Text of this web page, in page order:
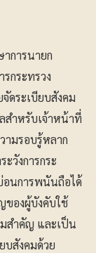
การนายก
กระทรวง
ดระเบียบสังคม
ำหรับเจ้าหน้าที่
ามรอบรู้หลาก
วังการกระ
อนการพนันถือได้
ของผู้บังคับใช้
สำคัญ และเป็น
บสังคมด้วย